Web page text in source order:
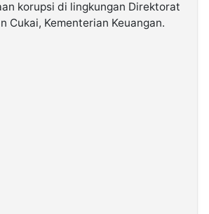
korupsi di lingkungan Direktorat
Cukai, Kementerian Keuangan.